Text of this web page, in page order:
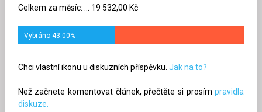
Celkem za měsíc: ... 19 532,00 Kč
Vybráno 43.00%
Chci vlastní ikonu u diskuzních příspěvku. Jak na to?
Než začnete komentovat článek, přečtěte si prosímpravidla
diskuze.